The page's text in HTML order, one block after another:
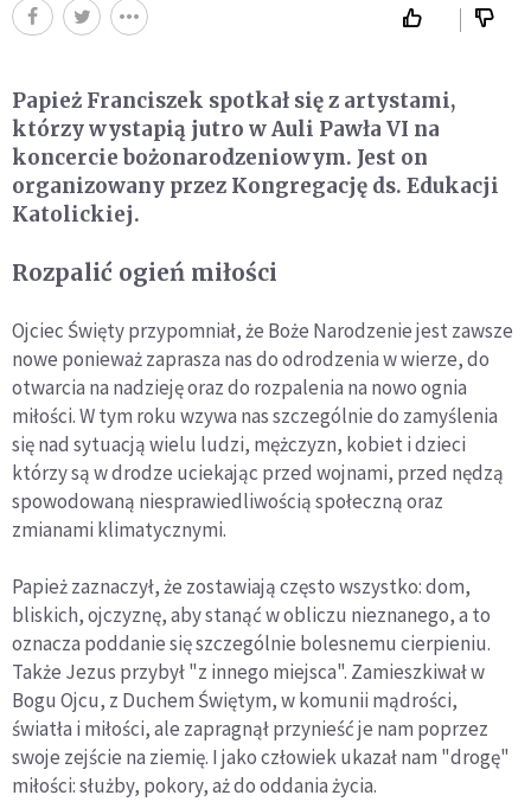
Papież Franciszek spotkał się z artystami,
którzy wystapią jutro w Auli Pawła VI na
koncercie bożonarodzeniowym. Jest on
organizowany przez Kongregację ds. Edukacji
Katolickiej.
Rozpalić ogień miłości
Ojciec Święty przypomniał, że Boże Narodzenie jest zawsze
nowe ponieważ zaprasza nas do odrodzenia w wierze, do
otwarcia na nadzieję oraz do rozpalenia na nowo ognia
miłości. W tym roku wzywa nas szczególnie do zamyślenia
się nad sytuacją wielu ludzi, mężczyzn, kobiet i dzieci
którzy są w drodze uciekając przed wojnami, przed nędzą
spowodowaną niesprawiedliwością społeczną oraz
zmianami klimatycznymi.
Papież zaznaczył, że zostawiają często wszystko: dom,
bliskich, ojczyznę, aby stanąć w obliczu nieznanego, a to
oznacza poddanie się szczególnie bolesnemu cierpieniu.
Także Jezus przybył "z innego miejsca". Zamieszkiwał w
Bogu Ojcu, z Duchem Świętym, w komunii mądrości,
światła i miłości, ale zapragnął przynieść je nam poprzez
swoje zejście na ziemię. I jako człowiek ukazał nam "drogę"
miłości: służby, pokory, aż do oddania życia.